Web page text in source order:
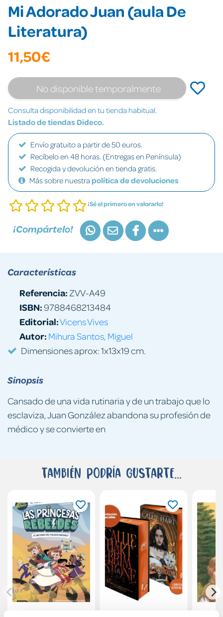
Mi Adorado Juan (aula De
Literatura)
11,50€
No disponible temporalmente
Consulta disponibilidad en tu tienda habitual.
Listado de tiendas Dideco.
Envío gratuito a partir de 50 euros.
Recíbelo en 48 horas. (Entregas en Península)
Recogida y devolución en tienda gratis.
Más sobre nuestra política de devoluciones
¡Sé el primero en valorarlo!
¡Compártelo!
Sinopsis
Cansado de una vida rutinaria y de un trabajo que lo
esclaviza, Juan González abandona su profesión de
médico y se convierte en
Características
Referencia: ZVV-A49
ISBN:9788468213484
Editorial:Vicens Vives
Autor: Mihura Santos, Miguel
Dimensiones aprox: 1x13x19 cm.
También podría gustarte...